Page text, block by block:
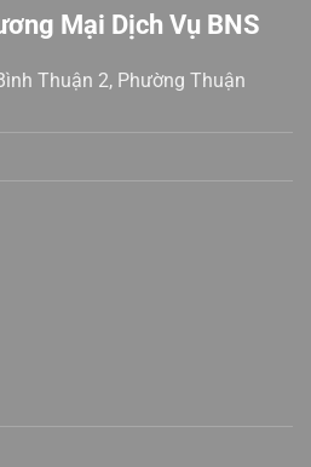
Mại Dịch Vụ BNS
Thuận 2, Phường Thuận